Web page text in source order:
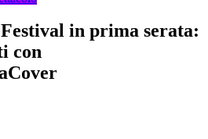
in prima serata:
con